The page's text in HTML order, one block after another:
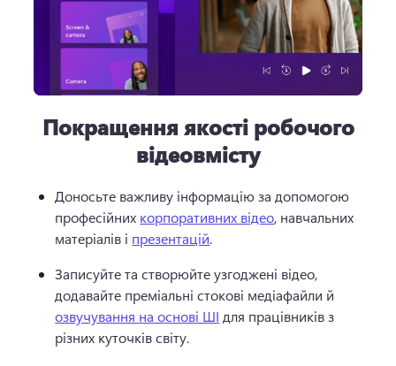
Покращення якості робочого
відеовмісту
Доносьте важливу інформацію за допомогою
професійних корпоративних відео, навчальних
матеріалів і презентацій.
Записуйте та створюйте узгоджені відео,
додавайте преміальні стокові медіафайли й
озвучування на основі ШІ для працівників з
різних куточків світу.